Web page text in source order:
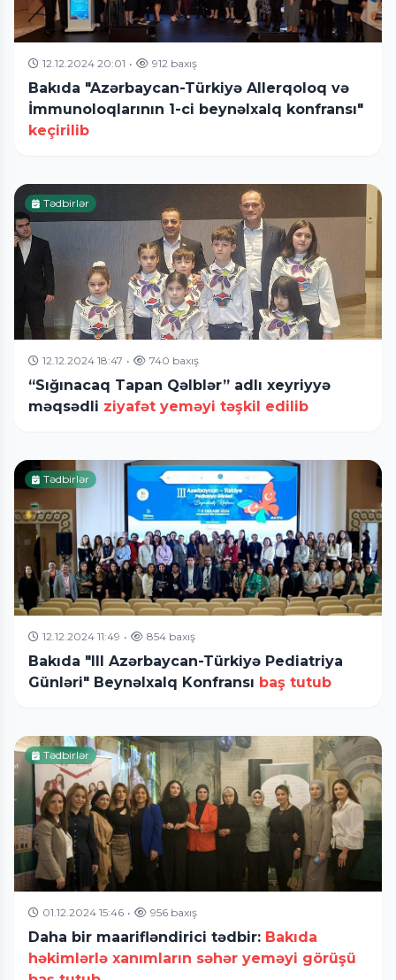
12.12.2024 20:01 • 912 baxış
Bakıda "Azərbaycan-Türkiyə Allerqoloq və
İmmunoloqlarının 1-ci beynəlxalq konfransı"
keçirilib
Tədbirlər
12.12.2024 18:47 • 740 baxış
“Sığınacaq Tapan Qəlblər” adlı xeyriyyə
məqsədli ziyafət yeməyi təşkil edilib
Tədbirlər
12.12.2024 11:49 • 854 baxış
Bakıda "III Azərbaycan-Türkiyə Pediatriya
Günləri" Beynəlxalq Konfransı baş tutub
Tədbirlər
01.12.2024 15:46 • 956 baxış
Daha bir maarifləndirici tədbir: Bakıda
həkimlərlə xanımların səhər yeməyi görüşü